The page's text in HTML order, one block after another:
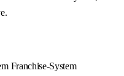
Franchise-System